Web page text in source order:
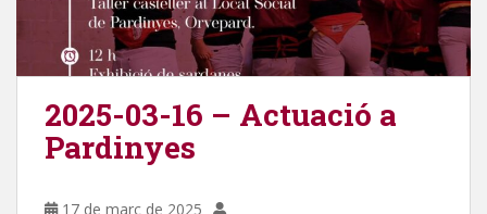
2025-03-16 – Actuació a
Pardinyes
17 de març de 2025